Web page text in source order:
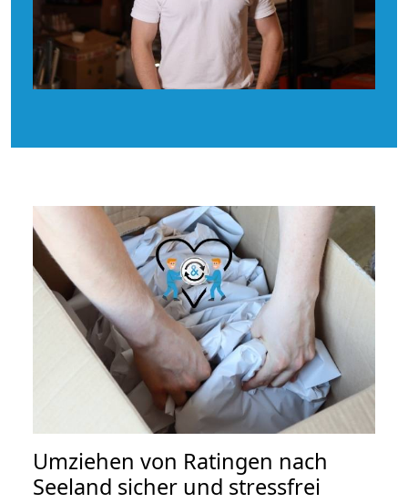
Umziehen von Ratingen nach
Seeland sicher und stressfrei